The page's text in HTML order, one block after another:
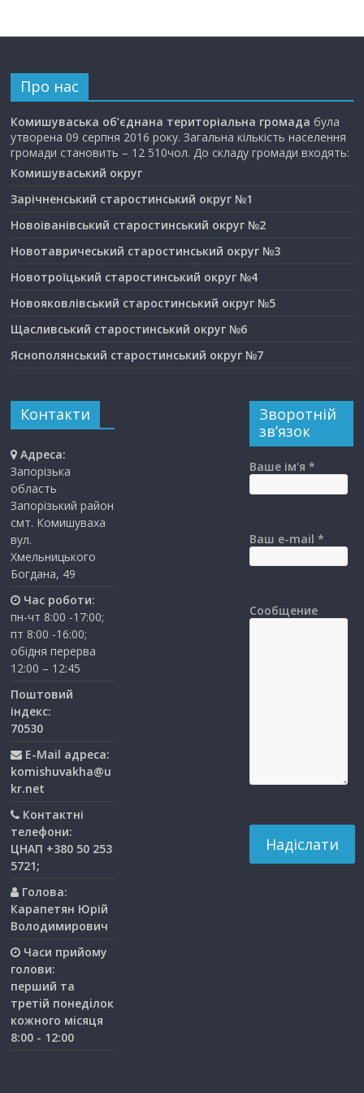
Про нас
Комишуваська об’єднана територіальна громада була
утворена 09 серпня 2016 року. Загальна кількість населення
громади становить – 12 510чол. До складу громади входять:
Комишуваський округ
Зарічненський старостинський округ №1
Новоіванівський старостинський округ №2
Новотавричеський старостинський округ №3
Новотроїцький старостинський округ №4
Новояковлівський старостинський округ №5
Щасливський старостинський округ №6
Яснополянський старостинський округ №7
Контакти
Адреса:
Запорізька
область
Запорізький район
смт. Комишуваха
вул.
Хмельницького
Богдана, 49
Час роботи:
пн-чт 8:00 -17:00;
пт 8:00 -16:00;
обідня перерва
12:00 – 12:45
Поштовий
індекс:
70530
E-Mail адреса:
komishuvakha@u
kr.net
Контактні
телефони:
ЦНАП +380 50 253
5721;
Голова:
Карапетян Юрій
Володимирович
Часи прийому
голови:
перший та
третiй понедiлок
кожного мiсяця
8:00 - 12:00
Зворотній
зв’язок
Ваше ім'я *
Ваш e-mail *
Сообщение